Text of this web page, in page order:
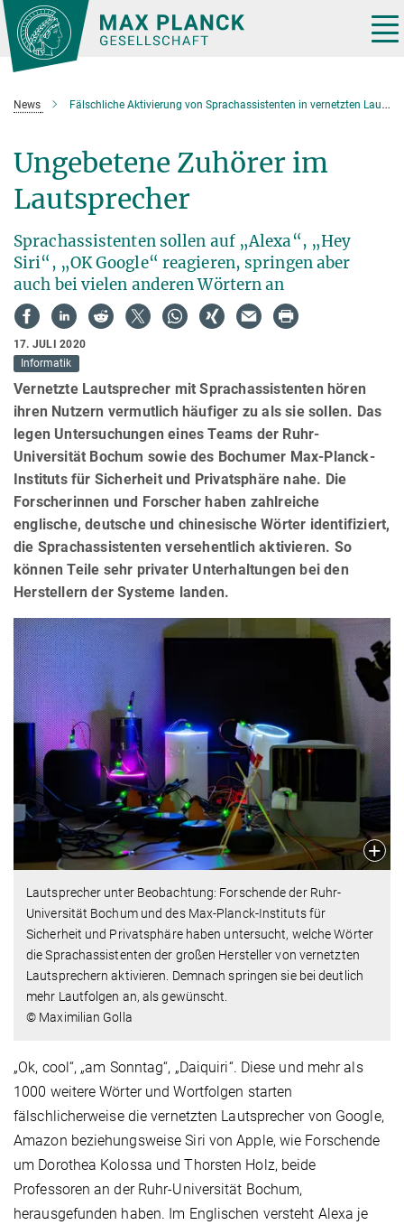
Hauptinhalt
News Fälschliche Aktivierung von Sprachassistenten in vernetzten Lautsprechern
Ungebetene Zuhörer im
Lautsprecher
Sprachassistenten sollen auf „Alexa“, „Hey
Siri“, „OK Google“ reagieren, springen aber
auch bei vielen anderen Wörtern an
17. JULI 2020
Informatik
Vernetzte Lautsprecher mit Sprachassistenten hören
ihren Nutzern vermutlich häufiger zu als sie sollen. Das
legen Untersuchungen eines Teams der Ruhr-
Universität Bochum sowie des Bochumer Max-Planck-
Instituts für Sicherheit und Privatsphäre nahe. Die
Forscherinnen und Forscher haben zahlreiche
englische, deutsche und chinesische Wörter identifiziert,
die Sprachassistenten versehentlich aktivieren. So
können Teile sehr privater Unterhaltungen bei den
Herstellern der Systeme landen.
Lautsprecher unter Beobachtung: Forschende der Ruhr-
Universität Bochum und des Max-Planck-Instituts für
Sicherheit und Privatsphäre haben untersucht, welche Wörter
die Sprachassistenten der großen Hersteller von vernetzten
Lautsprechern aktivieren. Demnach springen sie bei deutlich
mehr Lautfolgen an, als gewünscht.
© Maximilian Golla
„Ok, cool“, „am Sonntag“, „Daiquiri“. Diese und mehr als
1000 weitere Wörter und Wortfolgen starten
fälschlicherweise die vernetzten Lautsprecher von Google,
Amazon beziehungsweise Siri von Apple, wie Forschende
um Dorothea Kolossa und Thorsten Holz, beide
Professoren an der Ruhr-Universität Bochum,
herausgefunden haben. Im Englischen versteht Alexa je